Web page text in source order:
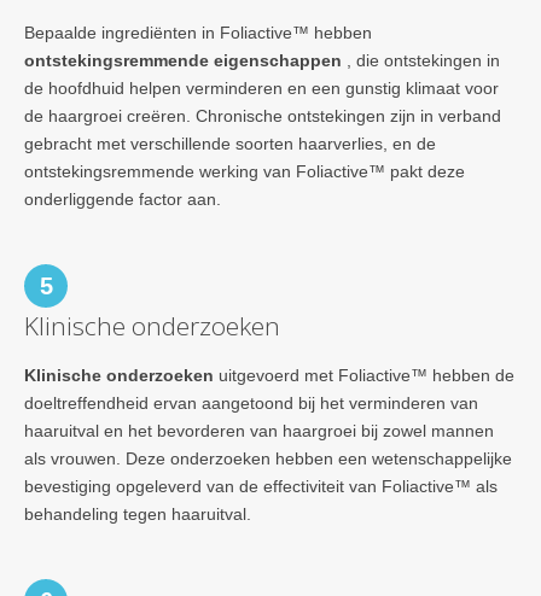
Bepaalde ingrediënten in Foliactive™ hebben
ontstekingsremmende eigenschappen , die ontstekingen in
de hoofdhuid helpen verminderen en een gunstig klimaat voor
de haargroei creëren. Chronische ontstekingen zijn in verband
gebracht met verschillende soorten haarverlies, en de
ontstekingsremmende werking van Foliactive™ pakt deze
onderliggende factor aan.
5
Klinische onderzoeken
Klinische onderzoeken uitgevoerd met Foliactive™ hebben de
doeltreffendheid ervan aangetoond bij het verminderen van
haaruitval en het bevorderen van haargroei bij zowel mannen
als vrouwen. Deze onderzoeken hebben een wetenschappelijke
bevestiging opgeleverd van de effectiviteit van Foliactive™ als
behandeling tegen haaruitval.